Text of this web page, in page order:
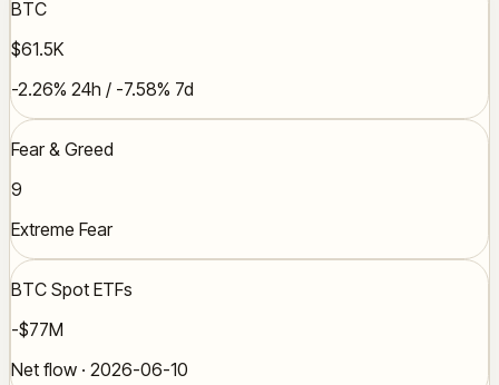
BTC
$61.5K
-2.26% 24h / -7.58% 7d
Fear & Greed
9
Extreme Fear
BTC Spot ETFs
-$77M
Net flow · 2026-06-10